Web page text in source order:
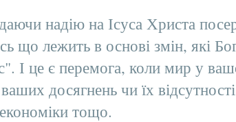
надію на Ісуса Христа
що лежить в основі змін, які
І це є перемога, коли мир у
досягнень чи їх
тощо.